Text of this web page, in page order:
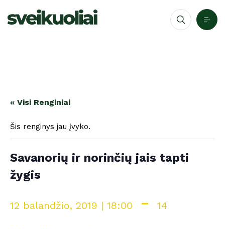
« Visi Renginiai
Šis renginys jau įvyko.
Savanorių ir norinčių jais tapti
žygis
12 balandžio, 2019 | 18:00 - 14